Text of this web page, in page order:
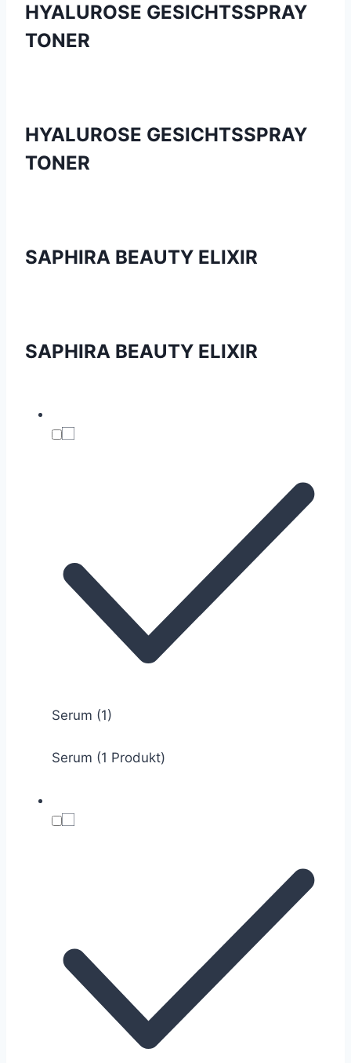
HYALUROSE GESICHTSSPRAY
TONER
HYALUROSE GESICHTSSPRAY
TONER
SAPHIRA BEAUTY ELIXIR
SAPHIRA BEAUTY ELIXIR
Serum (1)
Serum (1 Produkt)